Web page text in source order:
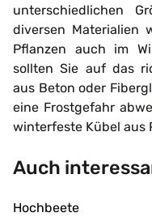
unterschiedlichen
diversen Materialien
Pflanzen auch im
sollten Sie auf das
aus Beton oder
eine Frostgefahr
winterfeste Kübel aus
Auch
Hochbeete